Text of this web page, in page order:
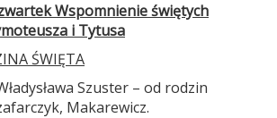
Wspomnienie świętych
i Tytusa
ŚWIĘTA
Szuster – od rodzin
Makarewicz.